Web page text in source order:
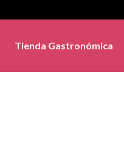
Tienda Gastronómica